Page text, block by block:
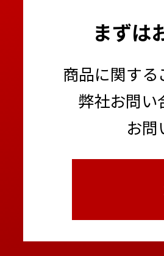
まずは
商品に関す
弊社お問い
お問